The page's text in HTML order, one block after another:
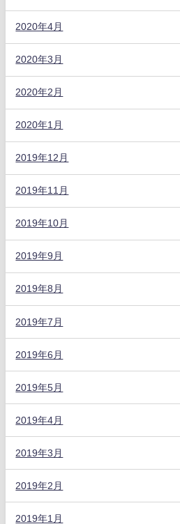
2020年4月
2020年3月
2020年2月
2020年1月
2019年12月
2019年11月
2019年10月
2019年9月
2019年8月
2019年7月
2019年6月
2019年5月
2019年4月
2019年3月
2019年2月
2019年1月